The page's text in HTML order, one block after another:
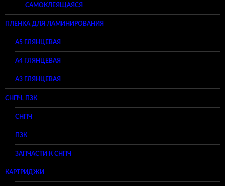
САМОКЛЕЯЩАЯСЯ
ПЛЕНКА ДЛЯ ЛАМИНИРОВАНИЯ
A5 ГЛЯНЦЕВАЯ
А4 ГЛЯНЦЕВАЯ
A3 ГЛЯНЦЕВАЯ
СНПЧ, ПЗК
СНПЧ
ПЗК
ЗАПЧАСТИ К СНПЧ
КАРТРИДЖИ